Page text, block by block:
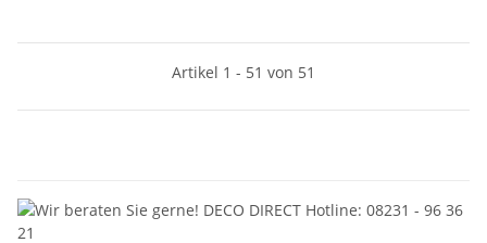
Artikel 1 - 51 von 51